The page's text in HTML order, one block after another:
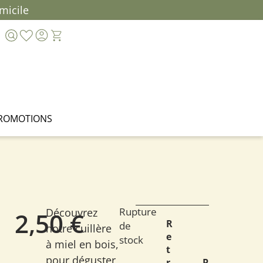
2,50€
Découvrez
notre cuillère
à miel en bois,
pour déguster
Rupture
de
stock
R
e
t